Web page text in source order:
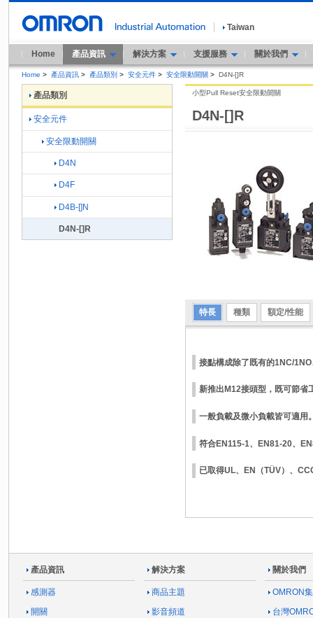
Taiwan
Home 產品資訊 解決方案 支援服務 關於我們
Home > 產品資訊 > 產品類別 > 安全元件 > 安全限動開關 > D4N-[]R
D4N-[]R
小型Pull Reset安全限動開關
特長 種類 額定/性能
接點構成除了既有的1NC/
新推出M12接頭型，既可節省
一般負載及微小負載皆可適用
符合EN115-1、EN81-20、
已取得UL、EN（TÜV）、
產品類別
安全元件
安全限動開關
D4N
D4F
D4B-[]N
D4N-[]R
產品資訊
感測器
開關
解決方案
商品主題
影音頻道
關於我們
OMRON
台灣